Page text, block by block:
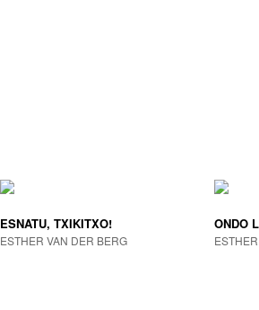
ESNATU, TXIKITXO!
ESTHER VAN DER BERG
ONDO